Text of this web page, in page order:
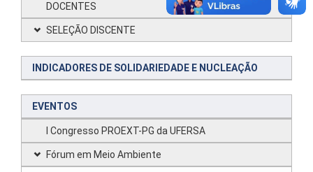
DOCENTES
SELEÇÃO DISCENTE
INDICADORES DE SOLIDARIEDADE E NUCLEAÇÃO
EVENTOS
I Congresso PROEXT-PG da UFERSA
Fórum em Meio Ambiente